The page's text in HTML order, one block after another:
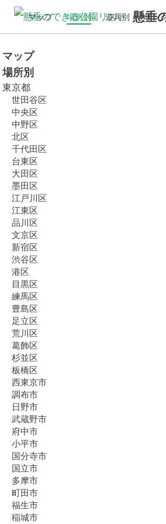
懸垂
マップ 場所別 遊具別 リン
マップ
場所別
東京都
世田谷区
中央区
中野区
北区
千代田区
台東区
大田区
墨田区
江戸川区
江東区
品川区
文京区
新宿区
渋谷区
港区
目黒区
練馬区
豊島区
足立区
荒川区
葛飾区
杉並区
板橋区
西東京市
調布市
日野市
武蔵野市
府中市
小平市
国分寺市
国立市
多摩市
町田市
福生市
稲城市